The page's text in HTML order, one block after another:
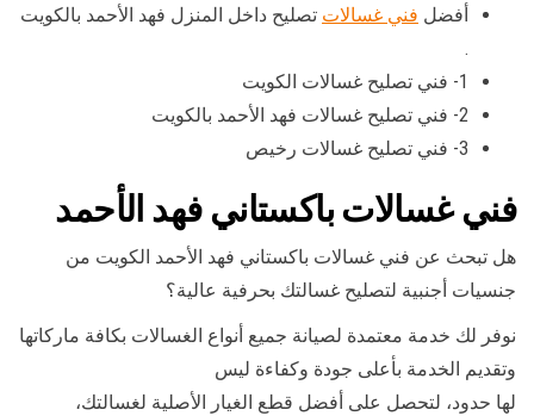
أفضل فني غسالات تصليح داخل المنزل فهد الأحمد بالكويت
.
1- فني تصليح غسالات الكويت
2- فني تصليح غسالات فهد الأحمد بالكويت
3- فني تصليح غسالات رخيص
فني غسالات باكستاني فهد الأحمد
هل تبحث عن فني غسالات باكستاني فهد الأحمد الكويت من
جنسيات أجنبية لتصليح غسالتك بحرفية عالية؟
نوفر لك خدمة معتمدة لصيانة جميع أنواع الغسالات بكافة ماركاتها
وتقديم الخدمة بأعلى جودة وكفاءة ليس
لها حدود، لتحصل على أفضل قطع الغيار الأصلية لغسالتك،